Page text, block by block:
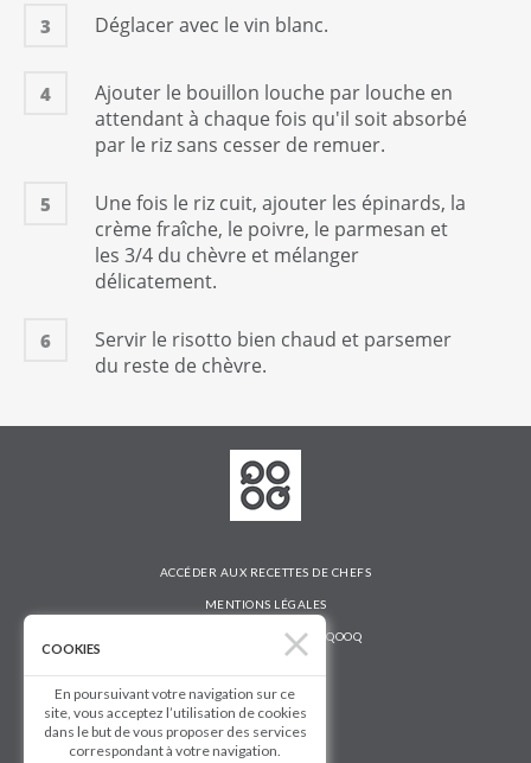
3 Déglacer avec le vin blanc.
4
Ajouter le bouillon louche par louche en
attendant à chaque fois qu'il soit absorbé
par le riz sans cesser de remuer.
5
Une fois le riz cuit, ajouter les épinards, la
crème fraîche, le poivre, le parmesan et
les 3/4 du chèvre et mélanger
délicatement.
6
Servir le risotto bien chaud et parsemer
du reste de chèvre.
ACCÉDER AUX RECETTES DE CHEFS
MENTIONS LÉGALES
DÉCOUVRIR LA TABLETTE QOOQ
QOOQ BUSINESS
Suivez-nous
COOKIES
En poursuivant votre navigation sur ce
site, vous acceptez l’utilisation de cookies
dans le but de vous proposer des services
correspondant à votre navigation.